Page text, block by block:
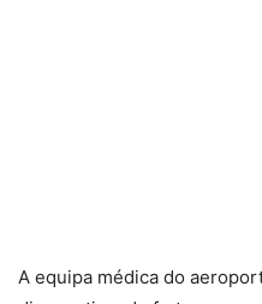
A equipa médica do